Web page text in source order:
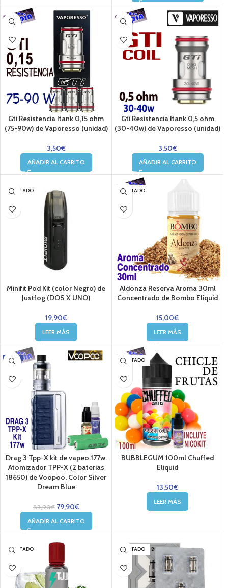
Gti Resistencia Itank 0,15 ohm
(75-90w) de Vaporesso (unidad)
3,50€
AÑADIR AL CARRITO
Gti Resistencia Itank 0,5 ohm
(30-40w) de Vaporesso (unidad)
3,50€
AÑADIR AL CARRITO
AGOTADO
Minifit Pod Kit (color Negro) de
Justfog (DOS X UNO)
19,90€
LEER MÁS
AGOTADO
Aldonza Reserva Aroma 30ml
Concentrado de Bombo Eliquid
15,00€
LEER MÁS
-5%
Drag 3 Tpp-X kit de vapeo.177w.
Atomizador TPP-X (2 baterias
18650) de Voopoo. Color Silver
Dream Blue
83,90€ 79,90€
AÑADIR AL CARRITO
AGOTADO
BUBBLEGUM 100ml Chuffed
Eliquid
13,50€
LEER MÁS
AGOTADO AGOTADO